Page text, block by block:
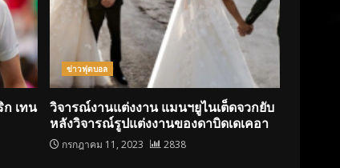
เทน
ข่าวฟุตบอล
วิจารณ์งานแต่งงาน แมนฯยูไนเต็ดจวกยับ
หลังวิจารณ์รูปแต่งงานของดาบิดเดเคอา
กรกฎาคม 11, 2023 2838